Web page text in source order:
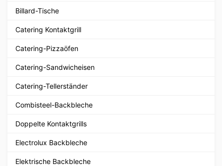
Billard-Tische
Catering Kontaktgrill
Catering-Pizzaöfen
Catering-Sandwicheisen
Catering-Tellerständer
Combisteel-Backbleche
Doppelte Kontaktgrills
Electrolux Backbleche
Elektrische Backbleche